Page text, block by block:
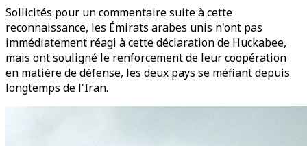
Sollicités pour un commentaire suite à cette
reconnaissance, les Émirats arabes unis n'ont pas
immédiatement réagi à cette déclaration de Huckabee,
mais ont souligné le renforcement de leur coopération
en matière de défense, les deux pays se méfiant depuis
longtemps de l'Iran.